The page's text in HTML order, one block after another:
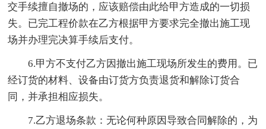
交手续擅自撤场的，应该赔偿由此给甲方造成的一切损
失。已完工程价款在乙方根据甲方要求完全撤出施工现
场并办理完决算手续后支付。
6.甲方不支付乙方因撤出施工现场所发生的费用。已
经订货的材料、设备由订货方负责退货和解除订货合
同，并承担相应损失。
7.乙方退场条款：无论何种原因导致合同解除的，为